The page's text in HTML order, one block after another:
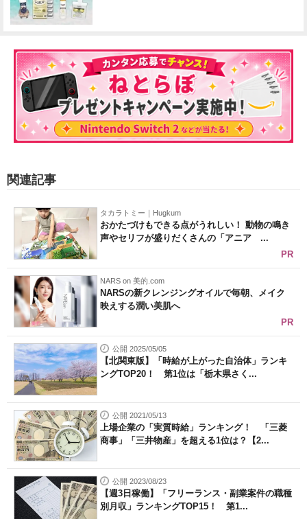
関連記事
タカラトミー｜Hugkum
おかたづけもできる点がうれしい！ 動物の鳴き
声やセリフが盛りだくさんの「アニア ...
PR
NARS on 美的.com
NARSの新クレンジングオイルで毎朝、メイク
映えする潤い美肌へ
PR
公開 2025/05/05
【北関東版】「時給が上がった自治体」ランキ
ングTOP20！ 第1位は「栃木県さく...
公開 2021/05/13
上場企業の「実質時給」ランキング！ 「三菱
商事」「三井物産」を超える1位は？【2...
公開 2023/08/23
【週3日稼働】「フリーランス・副業案件の職種
別月収」ランキングTOP15！ 第1...